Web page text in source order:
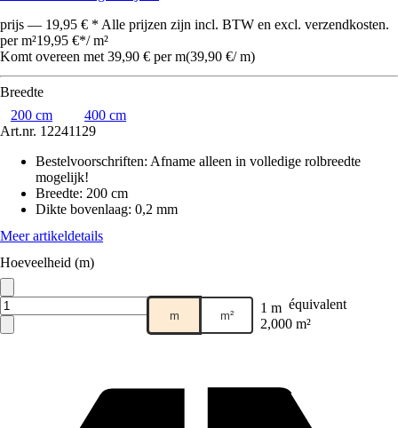
prijs — 19,95 € * Alle prijzen zijn incl. BTW en excl. verzendkosten.
per m²19,95 €*/ m²
Komt overeen met 39,90 € per m(39,90 €/ m)
Breedte
200 cm
400 cm
Art.nr. 12241129
Bestelvoorschriften: Afname alleen in volledige rolbreedte
mogelijk!
Breedte: 200 cm
Dikte bovenlaag: 0,2 mm
Meer artikeldetails
Hoeveelheid (m)
m m² 1 m équivalent
2,000 m²